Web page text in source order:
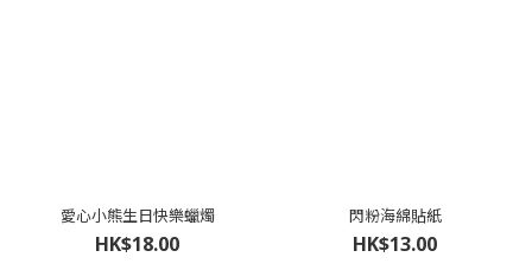
愛心小熊生日快樂蠟燭
HK$18.00
閃粉海綿貼紙
HK$13.00